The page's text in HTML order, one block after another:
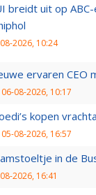
breidt uit op
2026, 10:24
ervaren CEO
06-08-2026, 10:17
kopen
05-08-2026, 16:57
in de
2026, 16:41